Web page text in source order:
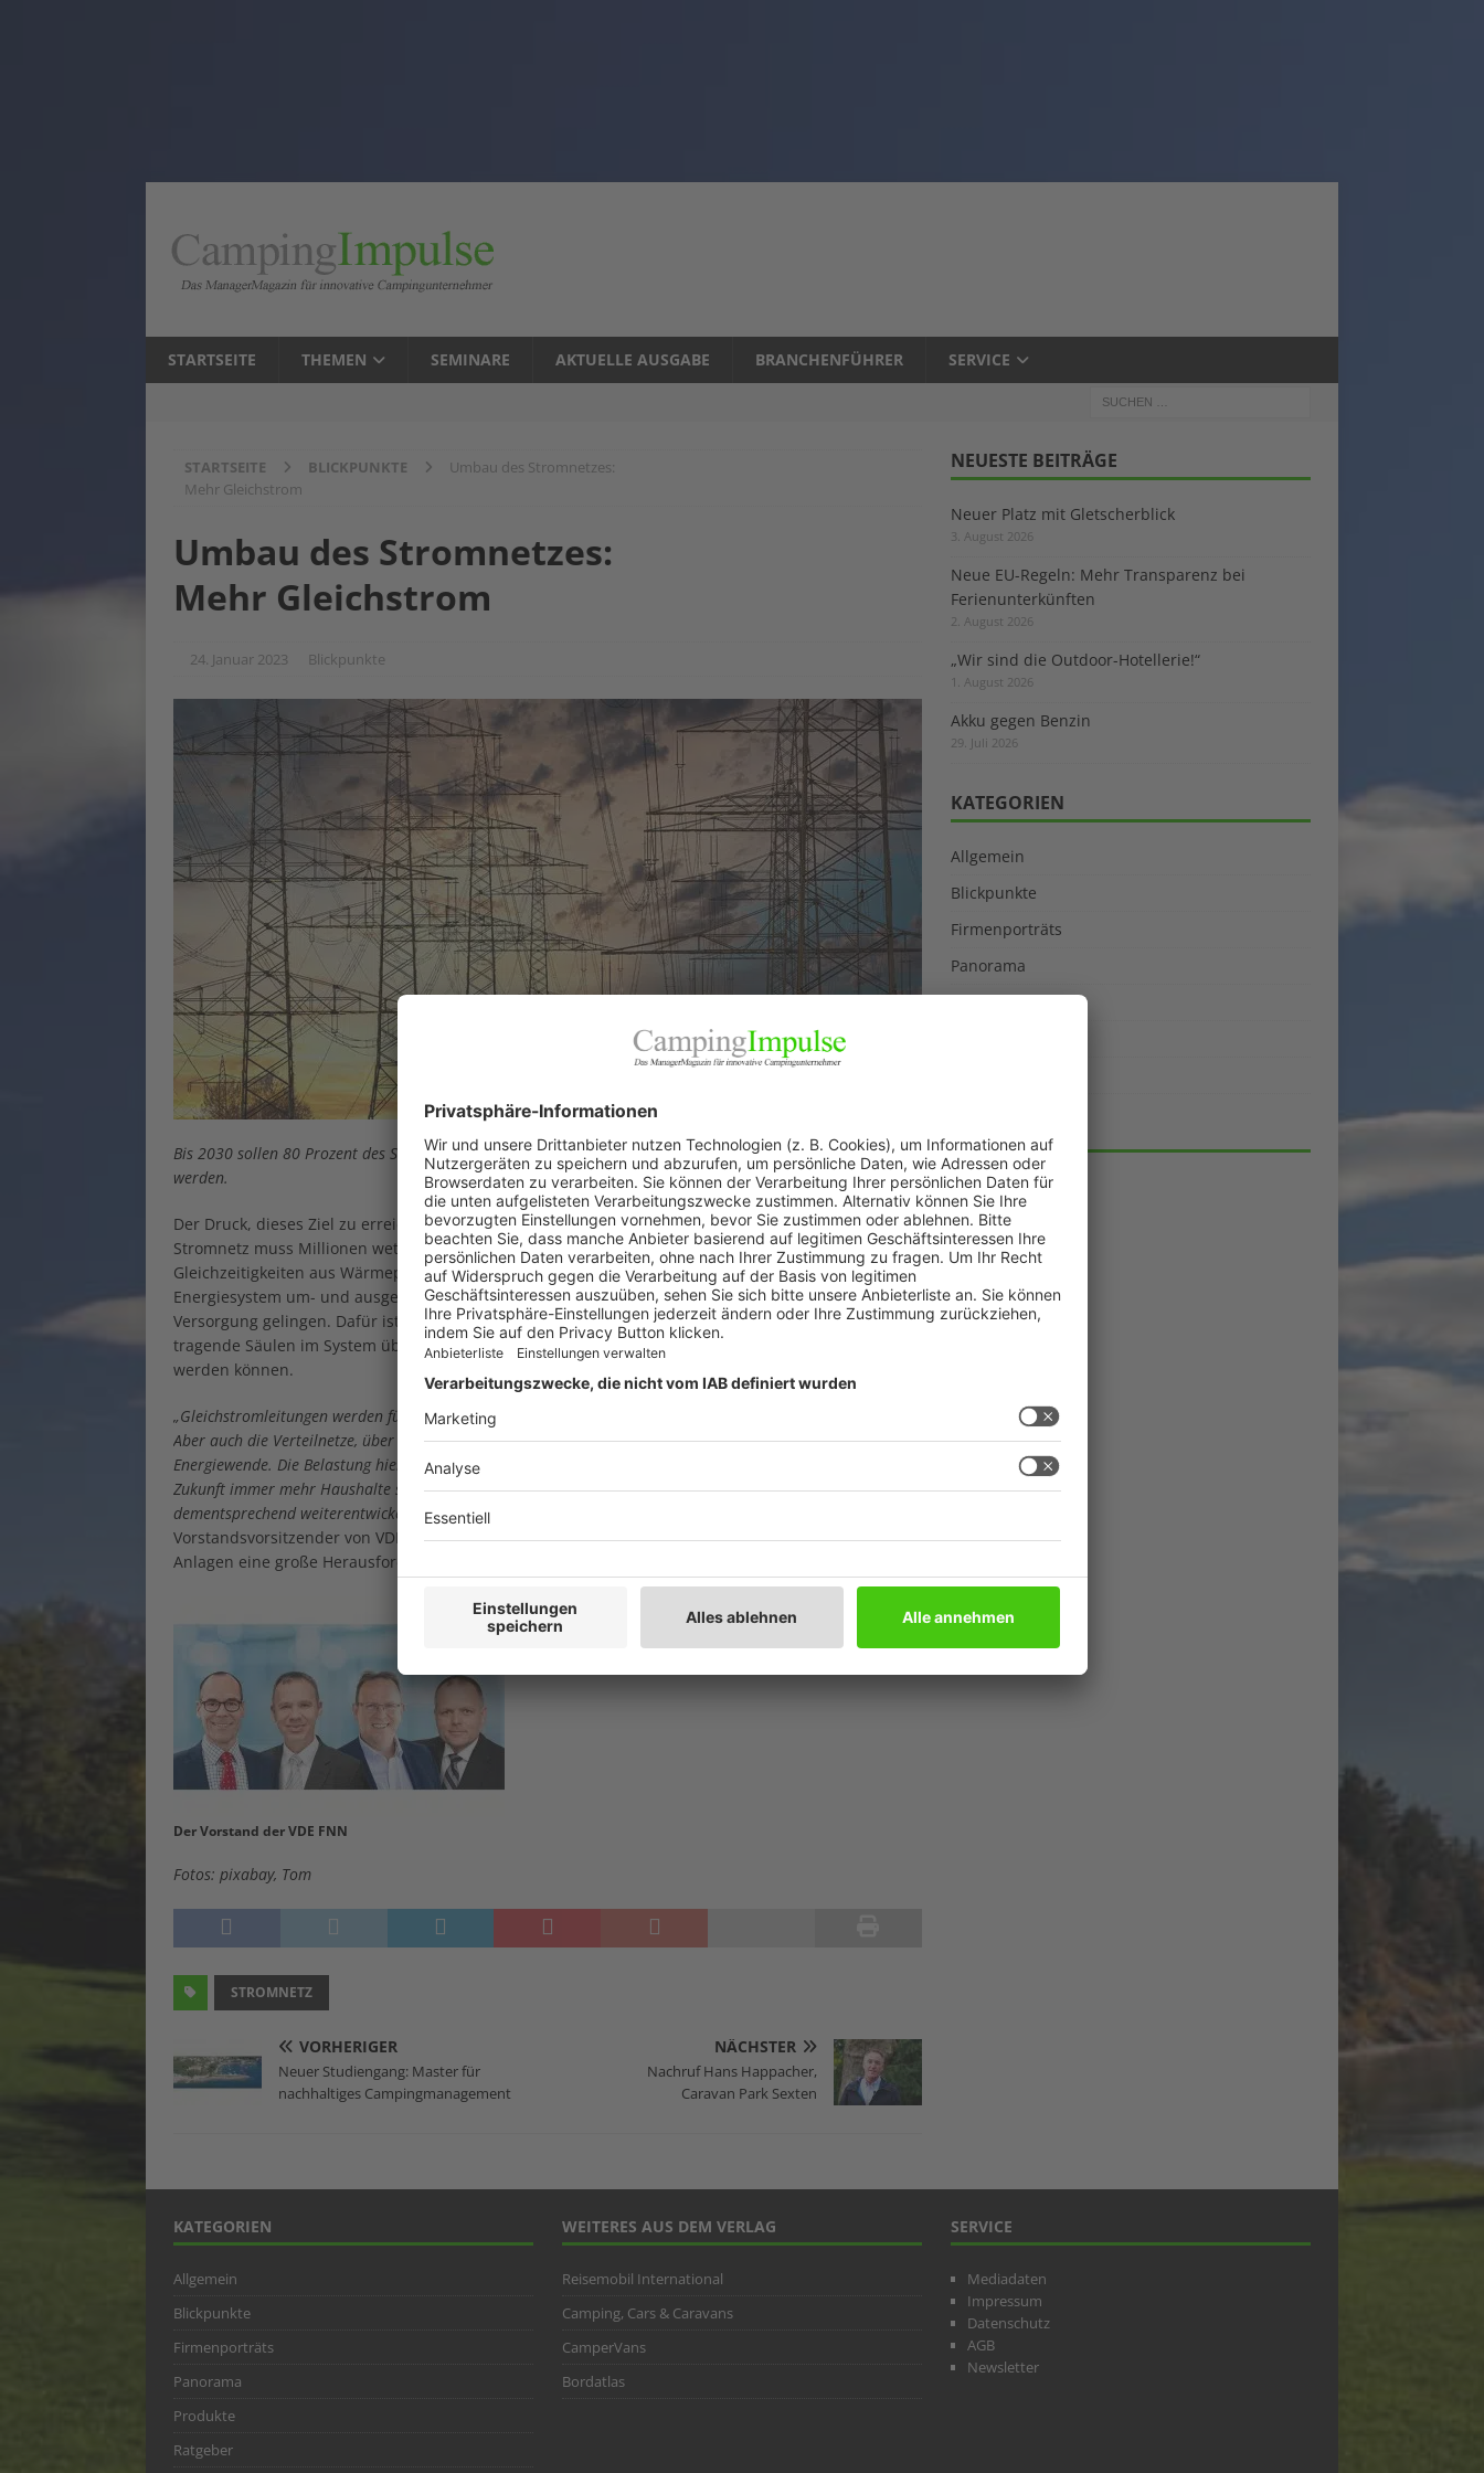
STARTSEITE THEMEN SEMINARE AKTUELLE AUSGABE BRANCHENFÜHRER SERVICE
STARTSEITE BLICKPUNKTE
Umbau des Stromnetzes:
Mehr Gleichstrom
Umbau des Stromnetzes:
Mehr Gleichstrom
24. Januar 2023 Blickpunkte
Bis 2030 sollen 80 Prozent des Strombedarfs in Deutschland aus erneuerbaren Energiequellen gedeckt
werden.
Der Druck, dieses Ziel zu erreichen, ist durch die derzeitige Energiekrise noch größer geworden. Das
Stromnetz muss Millionen wetterabhängige Erzeugungsanlagen aufnehmen sowie hohe
Gleichzeitigkeiten aus Wärmepumpen, E-Autos oder Batterie-Speichern meistern. Dafür muss das
Energiesystem um- und ausgebaut werden. Der Systemumbau muss bei zuverlässiger und sicherer
Versorgung gelingen. Dafür ist es wichtig, dass erneuerbare Erzeugungsanlagen ihre Rolle als
tragende Säulen im System übernehmen und Lasten durch Flexibilisierung effizient integriert
werden können.
„Gleichstromleitungen werden für den Transport des Stroms über weite Strecken eine größere Rolle spielen.
Aber auch die Verteilnetze, über die der Strom zu den Verbrauchern gelangt, sind essenziell für die
Energiewende. Die Belastung hier wird erheblich zunehmen. Denken Sie zum Beispiel nur daran, dass in
Zukunft immer mehr Haushalte selbst Energie in das Netz einspeisen. Die Strukturen müssen
dementsprechend weiterentwickelt werden“, sagt Dr. Dirk Biermann, stellvertretender
Vorstandsvorsitzender von VDE FNN. Zudem ist der Netzanschluss von Erneuerbare-Energien-
Anlagen eine große Herausforderung.
Der Vorstand der VDE FNN
Fotos: pixabay, Tom
STROMNETZ
VORHERIGER
Neuer Studiengang: Master für
nachhaltiges Campingmanagement
NÄCHSTER
Nachruf Hans Happacher,
Caravan Park Sexten
NEUESTE BEITRÄGE
Neuer Platz mit Gletscherblick
3. August 2026
Neue EU-Regeln: Mehr Transparenz bei
Ferienunterkünften
2. August 2026
„Wir sind die Outdoor-Hotellerie!“
1. August 2026
Akku gegen Benzin
29. Juli 2026
KATEGORIEN
Allgemein
Blickpunkte
Firmenporträts
Panorama
Produkte
ARCHIV
KATEGORIEN
Allgemein
Blickpunkte
Firmenporträts
Panorama
Produkte
Ratgeber
WEITERES AUS DEM VERLAG
Reisemobil International
Camping, Cars & Caravans
CamperVans
Bordatlas
SERVICE
Mediadaten
Impressum
Datenschutz
AGB
Newsletter